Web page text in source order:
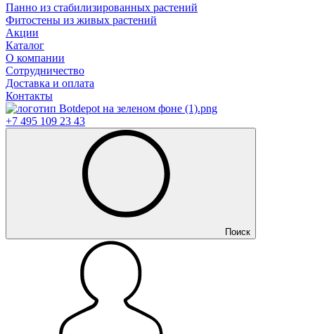
Панно из стабилизированных растений
Фитостены из живых растений
Акции
Каталог
О компании
Сотрудничество
Доставка и оплата
Контакты
+7 495 109 23 43
Поиск